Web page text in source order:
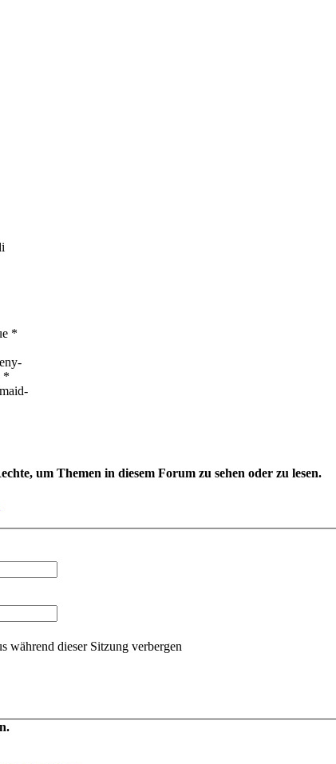
um Themen in diesem Forum zu sehen oder zu lesen.
während dieser Sitzung verbergen